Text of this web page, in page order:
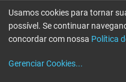
Usamos cookies para tornar
possível. Se continuar
concordar com nossa Política
Gerenciar Cookies...
Erro ao enviar informações,